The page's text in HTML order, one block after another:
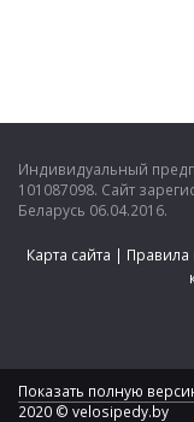
Индивидуальный
101087098. Сайт
Беларусь 06.04.2016.
Карта сайта | Правила
Показать полную
2020 © velosipedy.by